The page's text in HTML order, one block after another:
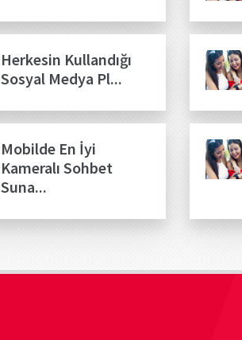
Herkesin Kullandığı
Sosyal Medya Pl...
Mobilde En İyi
Kameralı Sohbet
Suna...